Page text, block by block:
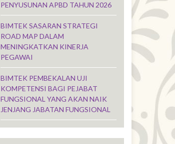
PENYUSUNAN APBD TAHUN 2026
BIMTEK SASARAN STRATEGI
ROAD MAP DALAM
MENINGKATKAN KINERJA
PEGAWAI
BIMTEK PEMBEKALAN UJI
KOMPETENSI BAGI PEJABAT
FUNGSIONAL YANG AKAN NAIK
JENJANG JABATAN FUNGSIONAL